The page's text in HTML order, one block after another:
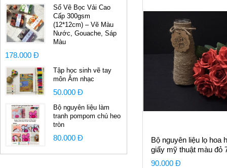
Sổ Vẽ Bọc Vải Cao
Cấp 300gsm
(12*12cm) – Vẽ Màu
Nước, Gouache, Sáp
Màu
178.000 Đ
Tập học sinh vẽ tay
môn Âm nhạc
50.000 Đ
Bộ nguyên liệu làm
tranh pompom chú heo
tròn
80.000 Đ
Bộ nguyên liệu lọ hoa
giấy mỹ thuật màu đỏ
bông
90.000 Đ